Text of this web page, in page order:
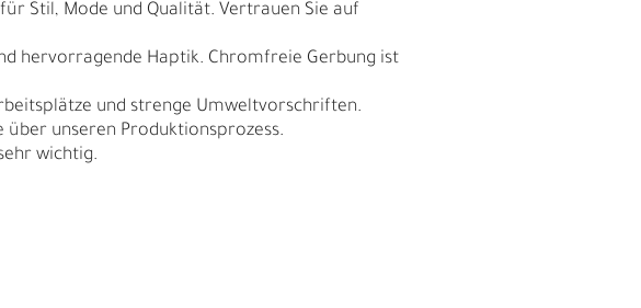
Stil, Mode und Qualität. Vertrauen Sie auf
hervorragende Haptik. Chromfreie Gerbung ist
und strenge Umweltvorschriften.
unseren Produktionsprozess.
wichtig.